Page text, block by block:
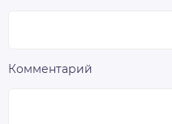
Комментарий